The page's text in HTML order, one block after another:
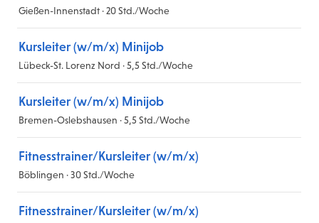
Gießen-Innenstadt · 20 Std./Woche
Kursleiter (w/m/x) Minijob
Lübeck-St. Lorenz Nord · 5,5 Std./Woche
Kursleiter (w/m/x) Minijob
Bremen-Oslebshausen · 5,5 Std./Woche
Fitnesstrainer/Kursleiter (w/m/x)
Böblingen · 30 Std./Woche
Fitnesstrainer/Kursleiter (w/m/x)